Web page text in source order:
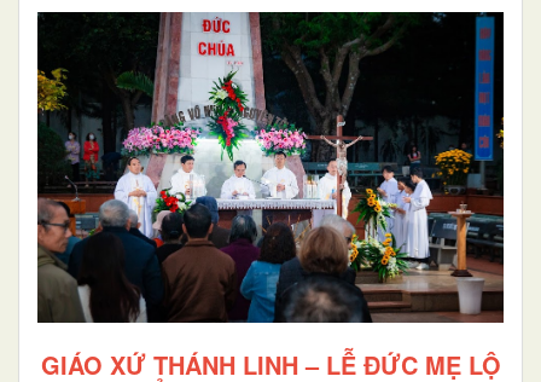
GIÁO XỨ THÁNH LINH – LỄ ĐỨC MẸ LỘ